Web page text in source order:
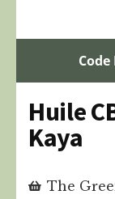
Code
Huile
Kaya
The